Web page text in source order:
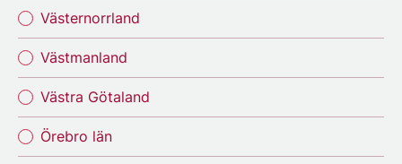
Västernorrland
Västmanland
Västra Götaland
Örebro län